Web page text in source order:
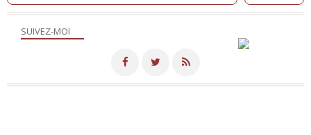
SUIVEZ-MOI